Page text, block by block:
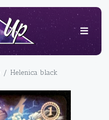
Helenica black